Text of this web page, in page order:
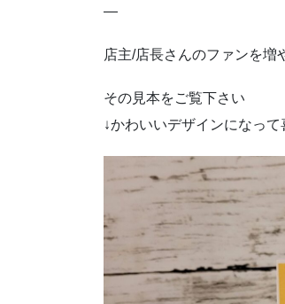
—
店主/店長さんのファンを増
その見本をご覧下さい
↓かわいいデザインになって